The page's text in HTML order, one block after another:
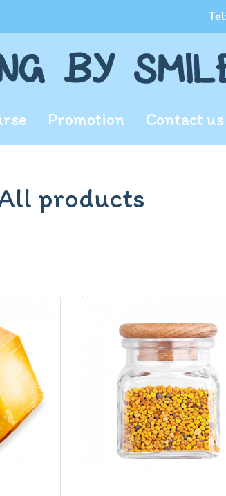
Promotion Contact us
products